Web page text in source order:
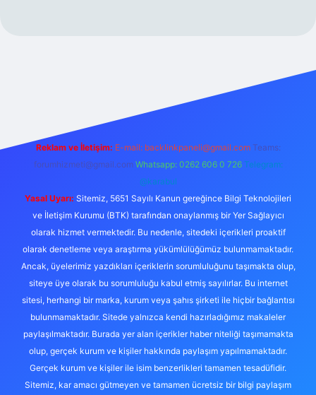
Reklam ve İletişim: E-mail: backlinkpaneli@gmail.com Teams:
forumhizmeti@gmail.com Whatsapp: 0262 606 0 726 Telegram:
@karabul
Yasal Uyarı: Sitemiz, 5651 Sayılı Kanun gereğince Bilgi Teknolojileri
ve İletişim Kurumu (BTK) tarafından onaylanmış bir Yer Sağlayıcı
olarak hizmet vermektedir. Bu nedenle, sitedeki içerikleri proaktif
olarak denetleme veya araştırma yükümlülüğümüz bulunmamaktadır.
Ancak, üyelerimiz yazdıkları içeriklerin sorumluluğunu taşımakta olup,
siteye üye olarak bu sorumluluğu kabul etmiş sayılırlar. Bu internet
sitesi, herhangi bir marka, kurum veya şahıs şirketi ile hiçbir bağlantısı
bulunmamaktadır. Sitede yalnızca kendi hazırladığımız makaleler
paylaşılmaktadır. Burada yer alan içerikler haber niteliği taşımamakta
olup, gerçek kurum ve kişiler hakkında paylaşım yapılmamaktadır.
Gerçek kurum ve kişiler ile isim benzerlikleri tamamen tesadüfidir.
Sitemiz, kar amacı gütmeyen ve tamamen ücretsiz bir bilgi paylaşım